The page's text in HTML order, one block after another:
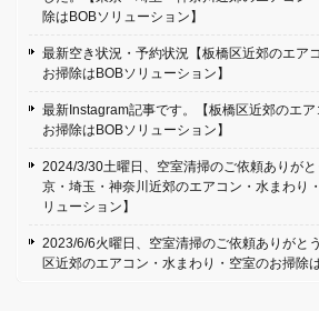
除はBOBソリューション】
最新空き状況・予約状況【板橋区近郊のエア
お掃除はBOBソリューション】
最新Instagram記事です。【板橋区近郊のエ
お掃除はBOBソリューション】
2024/3/30土曜日、空室清掃のご依頼ありが
京・埼玉・神奈川近郊のエアコン・水まわり
リューション】
2023/6/6火曜日、空室清掃のご依頼ありがと
区近郊のエアコン・水まわり・空室のお掃除